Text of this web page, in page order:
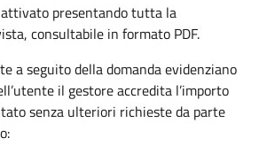
presentando tutta la
consultabile in formato PDF.
a seguito della domanda evidenziano
il gestore accredita l’importo
senza ulteriori richieste da parte